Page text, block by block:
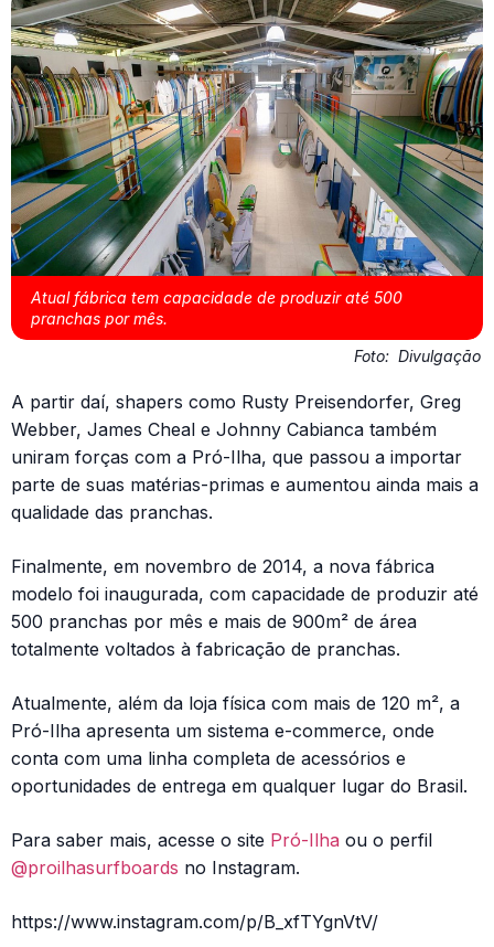
Atual fábrica tem capacidade de produzir até 500
pranchas por mês.
Foto: Divulgação
A partir daí, shapers como Rusty Preisendorfer, Greg
Webber, James Cheal e Johnny Cabianca também
uniram forças com a Pró-Ilha, que passou a importar
parte de suas matérias-primas e aumentou ainda mais a
qualidade das pranchas.
Finalmente, em novembro de 2014, a nova fábrica
modelo foi inaugurada, com capacidade de produzir até
500 pranchas por mês e mais de 900m² de área
totalmente voltados à fabricação de pranchas.
Atualmente, além da loja física com mais de 120 m², a
Pró-Ilha apresenta um sistema e-commerce, onde
conta com uma linha completa de acessórios e
oportunidades de entrega em qualquer lugar do Brasil.
Para saber mais, acesse o site Pró-Ilha ou o perfil
@proilhasurfboards no Instagram.
https://www.instagram.com/p/B_xfTYgnVtV/